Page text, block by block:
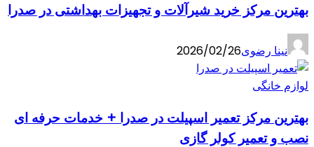
بهترین مرکز خرید شیرآلات و تجهیزات بهداشتی در صدرا
نینا رضوی2026/02/26
لوازم خانگی
بهترین مرکز تعمیر اسپیلت در صدرا + خدمات حرفه ای
نصب و تعمیر کولر گازی